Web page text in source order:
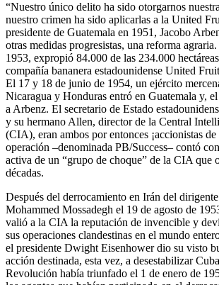
“Nuestro único delito ha sido otorgarnos
nuestro crimen ha sido aplicarlas a la United
presidente de Guatemala en 1951, Jacobo
otras medidas progresistas, una reforma
1953, expropió 84.000 de las 234.000
compañía bananera estadounidense United
El 17 y 18 de junio de 1954, un ejército
Nicaragua y Honduras entró en Guatemala y,
a Arbenz. El secretario de Estado
y su hermano Allen, director de la Central
(CIA), eran ambos por entonces ¡accionistas
operación –denominada PB/Success– contó
activa de un “grupo de choque” de la CIA que
décadas.
Después del derrocamiento en Irán del
Mohammed Mossadegh el 19 de agosto de
valió a la CIA la reputación de invencible y
sus operaciones clandestinas en el mundo
el presidente Dwight Eisenhower dio su visto
acción destinada, esta vez, a desestabilizar
Revolución había triunfado el 1 de enero de